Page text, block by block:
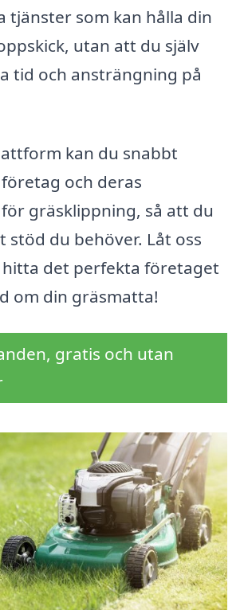
tjänster som kan hålla din
utan att du själv
tid och ansträngning på
kan du snabbt
och deras
gräsklippning, så att du
stöd du behöver. Låt oss
det perfekta företaget
om din gräsmatta!
gratis och utan